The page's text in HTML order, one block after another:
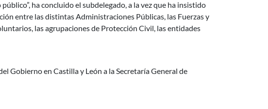
ha concluido el subdelegado, a la vez que ha insistido
entre las distintas Administraciones Públicas, las Fuerzas y
las agrupaciones de Protección Civil, las entidades
Gobierno en Castilla y León a la Secretaría General de